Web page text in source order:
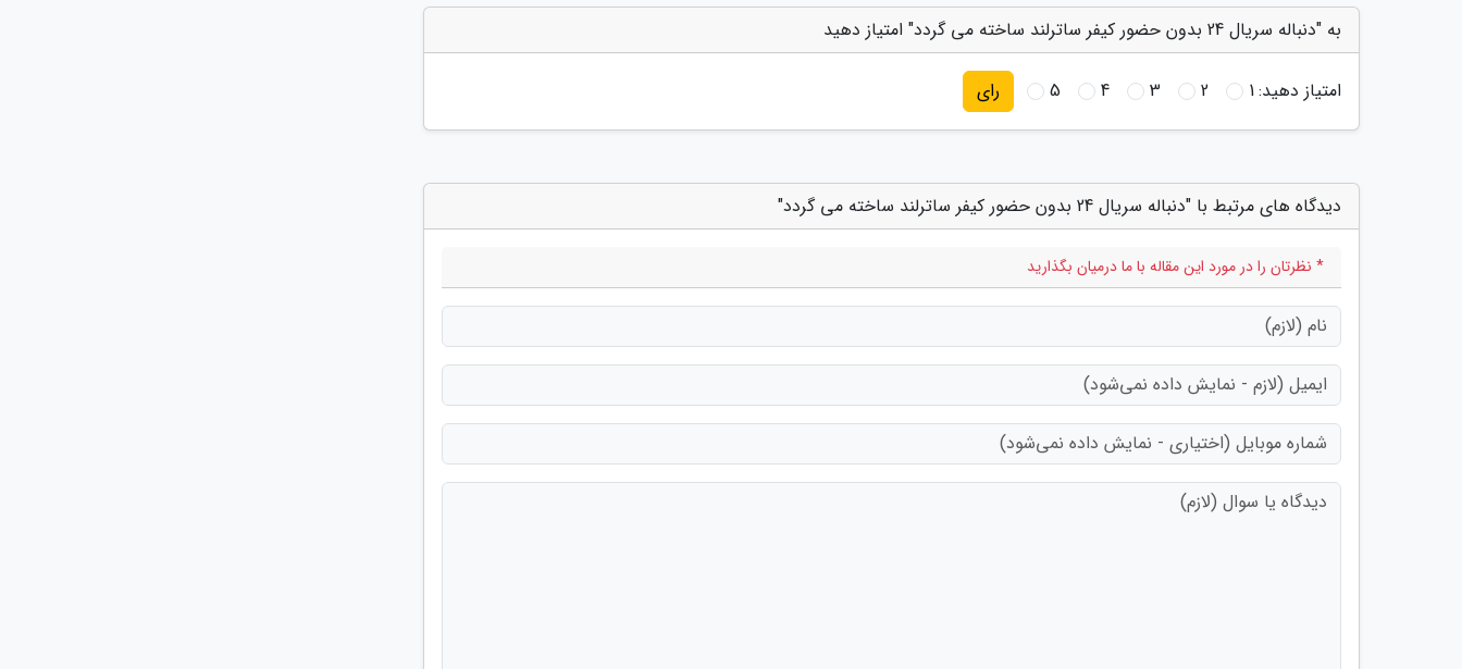
به "دنباله سریال 24 بدون حضور کیفر ساترلند ساخته می گردد" امتیاز دهید
امتیاز دهید:1
2
3
4
5 رای
دیدگاه های مرتبط با "دنباله سریال 24 بدون حضور کیفر ساترلند ساخته می گردد"
* نظرتان را در مورد این مقاله با ما درمیان بگذارید